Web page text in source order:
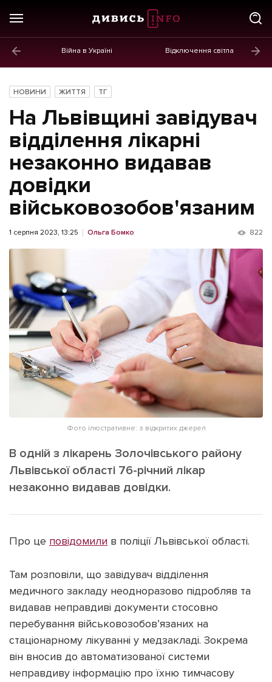
Війна в Україні Відключення світла
Новини
Політика
Економіка
Бізнес
Життя
Культура
Афіша
ІНШЕ
Інтерв'ю
Картки
Репортаж
Розслідування
Погляди
Прес-релізи
Фото/Відео
Made in Lviv
Зв'язатися з нами
Реклама на сайті
Наші соц мережі
НОВИНИ ЖИТТЯ ТГ
На Львівщині завідувач
відділення лікарні
незаконно видавав
довідки
військовозобов'язаним
1 серпня 2023, 13:25 Ольга Бомко 822
Фото ілюстративне: з відкритих джерел
В одній з лікарень Золочівського району
Львівської області 76-річний лікар
незаконно видавав довідки.
Про це повідомили в поліції Львівської області.
Там розповіли, що завідувач відділення
медичного закладу неодноразово підробляв та
видавав неправдиві документи стосовно
перебування військовозобов’язаних на
стаціонарному лікуванні у медзакладі. Зокрема
він вносив до автоматизованої системи
неправдиву інформацію про їхню тимчасову